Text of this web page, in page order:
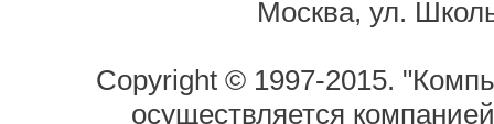
Москва, ул.
Copyright © 1997-2015.
осуществляется